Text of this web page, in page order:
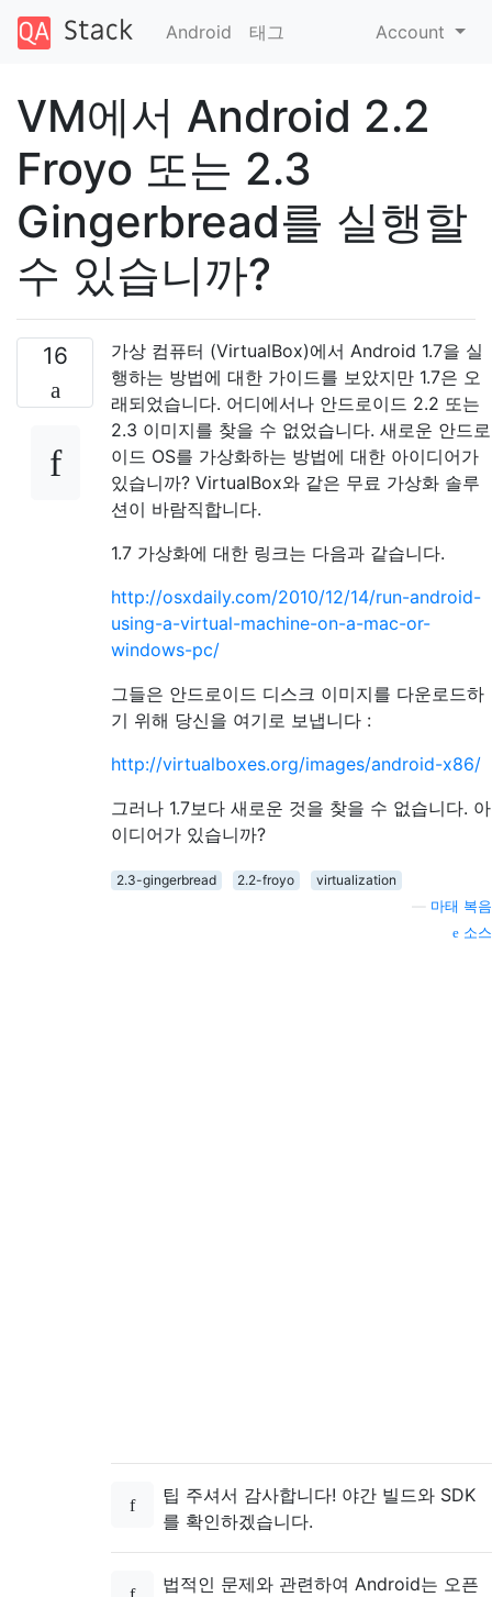
Android 태그 Account
VM에서 Android 2.2
Froyo 또는 2.3
Gingerbread를 실행할
수 있습니까?
16
가상 컴퓨터 (VirtualBox)에서 Android 1.7을 실
행하는 방법에 대한 가이드를 보았지만 1.7은 오
래되었습니다. 어디에서나 안드로이드 2.2 또는
2.3 이미지를 찾을 수 없었습니다. 새로운 안드로
이드 OS를 가상화하는 방법에 대한 아이디어가
있습니까? VirtualBox와 같은 무료 가상화 솔루
션이 바람직합니다.
1.7 가상화에 대한 링크는 다음과 같습니다.
http://osxdaily.com/2010/12/14/run-android-
using-a-virtual-machine-on-a-mac-or-
windows-pc/
그들은 안드로이드 디스크 이미지를 다운로드하
기 위해 당신을 여기로 보냅니다 :
http://virtualboxes.org/images/android-x86/
그러나 1.7보다 새로운 것을 찾을 수 없습니다. 아
이디어가 있습니까?
2.3-gingerbread 2.2-froyo
virtualization
마태 복음
소스
팁 주셔서 감사합니다! 야간 빌드와 SDK
를 확인하겠습니다.
법적인 문제와 관련하여 Android는 오픈